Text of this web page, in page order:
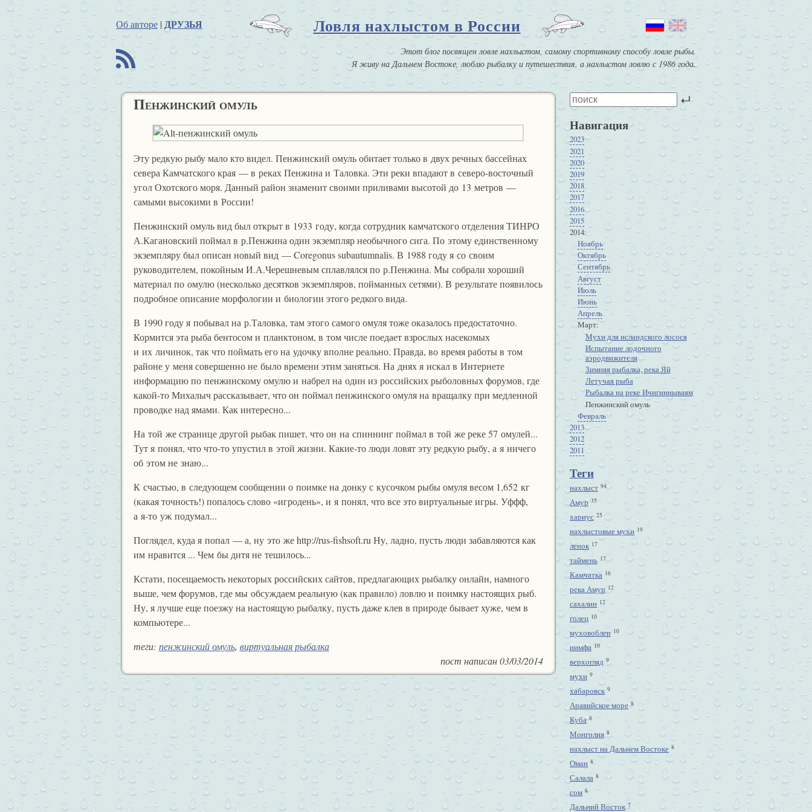
Об авторе | ДРУЗЬЯ Ловля нахлыстом в России
B
Этот блог посвящен ловле нахлыстом, самому спортивному способу ловле рыбы.
Я живу на Дальнем Востоке, люблю рыбалку и путешествия, а нахлыстом ловлю с 1986 года.
Пенжинский омуль
Эту редкую рыбу мало кто видел. Пенжинский омуль обитает только в двух речных бассейнах
севера Камчатского края — в реках Пенжина и Таловка. Эти реки впадают в северо-восточный
угол Охотского моря. Данный район знаменит своими приливами высотой до 13 метров —
самыми высокими в России!
Пенжинский омуль вид был открыт в 1933 году, когда сотрудник камчатского отделения ТИНРО
А.Кагановский поймал в р.Пенжина один экземпляр необычного сига. По этому единственному
экземпляру был описан новый вид — Coregonus subautumnalis. В 1988 году я со своим
руководителем, покойным И.А.Черешневым сплавлялся по р.Пенжина. Мы собрали хороший
материал по омулю (несколько десятков экземпляров, пойманных сетями). В результате появилось
подробное описание морфологии и биологии этого редкого вида.
В 1990 году я побывал на р.Таловка, там этого самого омуля тоже оказалось предостаточно.
Кормится эта рыба бентосом и планктоном, в том числе поедает взрослых насекомых
и их личинок, так что поймать его на удочку вполне реально. Правда, во время работы в том
районе у меня совершенно не было времени этим заняться. На днях я искал в Интернете
информацию по пенжинскому омулю и набрел на один из российских рыболовных форумов, где
какой-то Михалыч рассказывает, что он поймал пенжинского омуля на вращалку при медленной
проводке над ямами. Как интересно...
На той же странице другой рыбак пишет, что он на спиннинг поймал в той же реке 57 омулей...
Тут я понял, что что-то упустил в этой жизни. Какие-то люди ловят эту редкую рыбу, а я ничего
об этом не знаю...
К счастью, в следующем сообщении о поимке на донку с кусочком рыбы омуля весом 1,652 кг
(какая точность!) попалось слово «игродень», и я понял, что все это виртуальные игры. Уффф,
а я-то уж подумал...
Поглядел, куда я попал — а, ну это же http://rus-fishsoft.ru Ну, ладно, пусть люди забавляются как
им нравится ... Чем бы дитя не тешилось...
Кстати, посещаемость некоторых российских сайтов, предлагающих рыбалку онлайн, намного
выше, чем форумов, где мы обсуждаем реальную (как правило) ловлю и поимку настоящих рыб.
Ну, я лучше еще поезжу на настоящую рыбалку, пусть даже клев в природе бывает хуже, чем в
компьютере...
теги: пенжинский омуль, виртуальная рыбалка
пост написан03/03/2014
Навигация
2023
2021
2020
2019
2018
2017
2016
2015
2014
Ноябрь
Октябрь
Сентябрь
Август
Июль
Июнь
Апрель
Март
Мухи для исландского лосося
Испытание лодочного
аэродвижителя
Зимняя рыбалка, река Яй
Летучая рыба
Рыбалка на реке Ичигиннываям
Пенжинский омуль
Февраль
2013
2012
2011
Теги
нахлыст 94
Амур 35
хариус 25
нахлыстовые мухи 19
ленок 17
таймень 17
Камчатка 16
река Амур 12
сахалин 12
голец 10
муховоблер 10
нимфа 10
верхогляд 9
мухи 9
хабаровск 9
Аравийское море 8
Куба 8
Монголия 8
нахлыст на Дальнем Востоке 8
Оман 8
Салала 8
сом 8
Дальний Восток 7